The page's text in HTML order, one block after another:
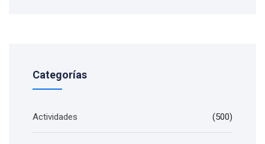
Categorías
Actividades (500)